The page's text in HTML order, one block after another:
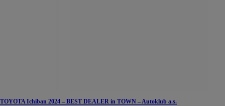
TOYOTA Ichiban 2024 – BEST DEALER in TOWN – Autoklub a.s.